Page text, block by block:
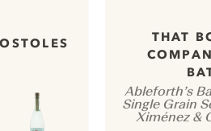
THAT
Ableforth’s
Single Grain
Ximénez &